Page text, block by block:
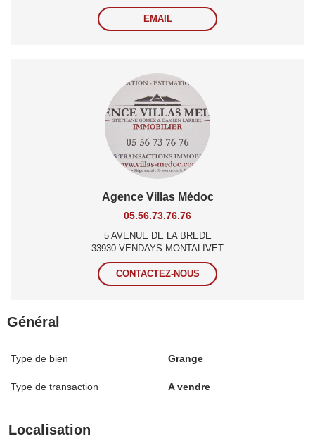
EMAIL
Agence Villas Médoc
05.56.73.76.76
5 AVENUE DE LA BREDE
33930 VENDAYS MONTALIVET
CONTACTEZ-NOUS
Général
Type de bien Grange
Type de transaction A vendre
Localisation